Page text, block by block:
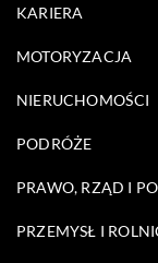
KARIERA
MOTORYZACJA
NIERUCHOMOŚCI
PODRÓŻE
PRAWO, RZĄD I
PRZEMYSŁ I